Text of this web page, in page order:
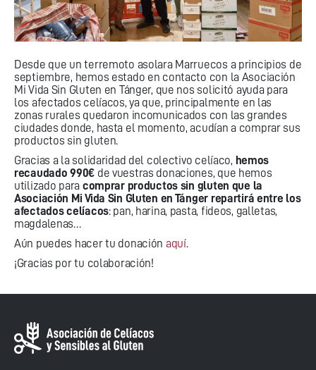
Desde que un terremoto asolara Marruecos a principios de
septiembre, hemos estado en contacto con la Asociación
Mi Vida Sin Gluten en Tánger, que nos solicitó ayuda para
los afectados celíacos, ya que, principalmente en las
zonas rurales quedaron incomunicados con las grandes
ciudades donde, hasta el momento, acudían a comprar sus
productos sin gluten.
Gracias a la solidaridad del colectivo celíaco, hemos
recaudado 990€ de vuestras donaciones, que hemos
utilizado para comprar productos sin gluten que la
Asociación Mi Vida Sin Gluten en Tánger repartirá entre los
afectados celíacos: pan, harina, pasta, fideos, galletas,
magdalenas…
Aún puedes hacer tu donación aquí.
¡Gracias por tu colaboración!